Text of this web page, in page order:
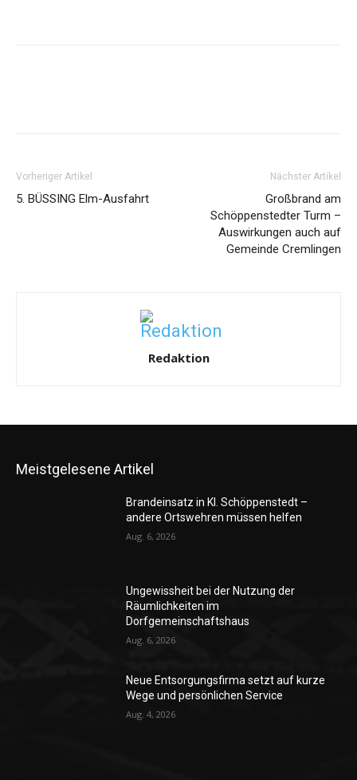
Vorheriger Artikel
5. BÜSSING Elm-Ausfahrt
Nächster Artikel
Großbrand am
Schöppenstedter Turm –
Auswirkungen auch auf
Gemeinde Cremlingen
Redaktion
Meistgelesene Artikel
Brandeinsatz in Kl. Schöppenstedt –
andere Ortswehren müssen helfen
Aug. 6, 2026
Ungewissheit bei der Nutzung der
Räumlichkeiten im
Dorfgemeinschaftshaus
Aug. 6, 2026
Neue Entsorgungsfirma setzt auf kurze
Wege und persönlichen Service
Aug. 4, 2026